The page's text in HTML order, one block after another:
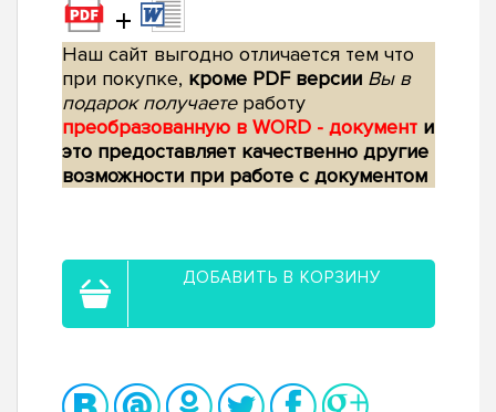
+
Наш сайт выгодно отличается тем что
при покупке, кроме PDF версии Вы в
подарок получаетеработу
преобразованную в WORD - документ и
это предоставляет качественно другие
возможности при работе с документом
ДОБАВИТЬ В КОРЗИНУ